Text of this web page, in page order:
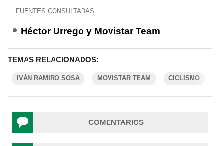
FUENTES CONSULTADAS
Héctor Urrego y Movistar Team
TEMAS RELACIONADOS:
IVÁN RAMIRO SOSA MOVISTAR TEAM CICLISMO
COMENTARIOS